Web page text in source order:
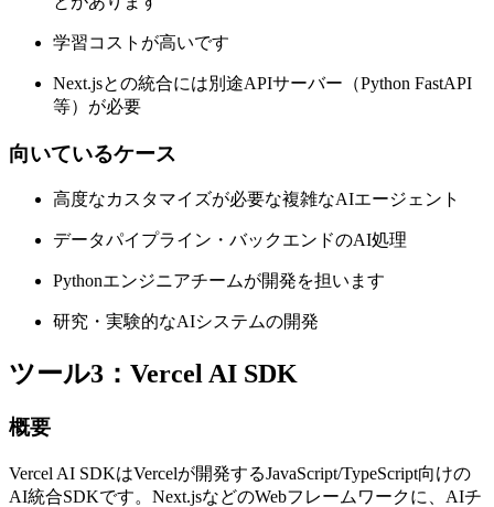
学習コストが高いです
Next.jsとの統合には別途APIサーバー（Python FastAPI
等）が必要
向いているケース
高度なカスタマイズが必要な複雑なAIエージェント
データパイプライン・バックエンドのAI処理
Pythonエンジニアチームが開発を担います
研究・実験的なAIシステムの開発
ツール3：Vercel AI SDK
概要
Vercel AI SDKはVercelが開発するJavaScript/TypeScript向けの
AI統合SDKです。Next.jsなどのWebフレームワークに、AIチ